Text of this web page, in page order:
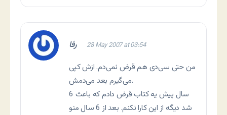
رفا 28 May 2007 at 03:54
من حتی سی‌دی هم قرض نمی‌دم. ازش کپی
می‌گیرم بعد می‌دمش.
6 سال پیش یه کتاب قرض دادم که باعث
شد دیگه از این كارا نكنم. بعد از 6 سال منو